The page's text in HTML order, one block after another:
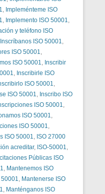
, Impleménteme ISO
, Implemento ISO 50001,
y teléfono ISO
Inscríbanos ISO 50001,
ISO 50001,
ISO 50001, Inscribir
, Inscribirle ISO
ISO 50001,
ISO 50001, Inscribo ISO
ISO 50001,
ISO 50001,
ISO 50001,
ISO 50001, ISO 27000
acreditar, ISO-50001,
Públicas ISO
, Mantenemos ISO
50001, Mantenerse ISO
, Manténganos ISO